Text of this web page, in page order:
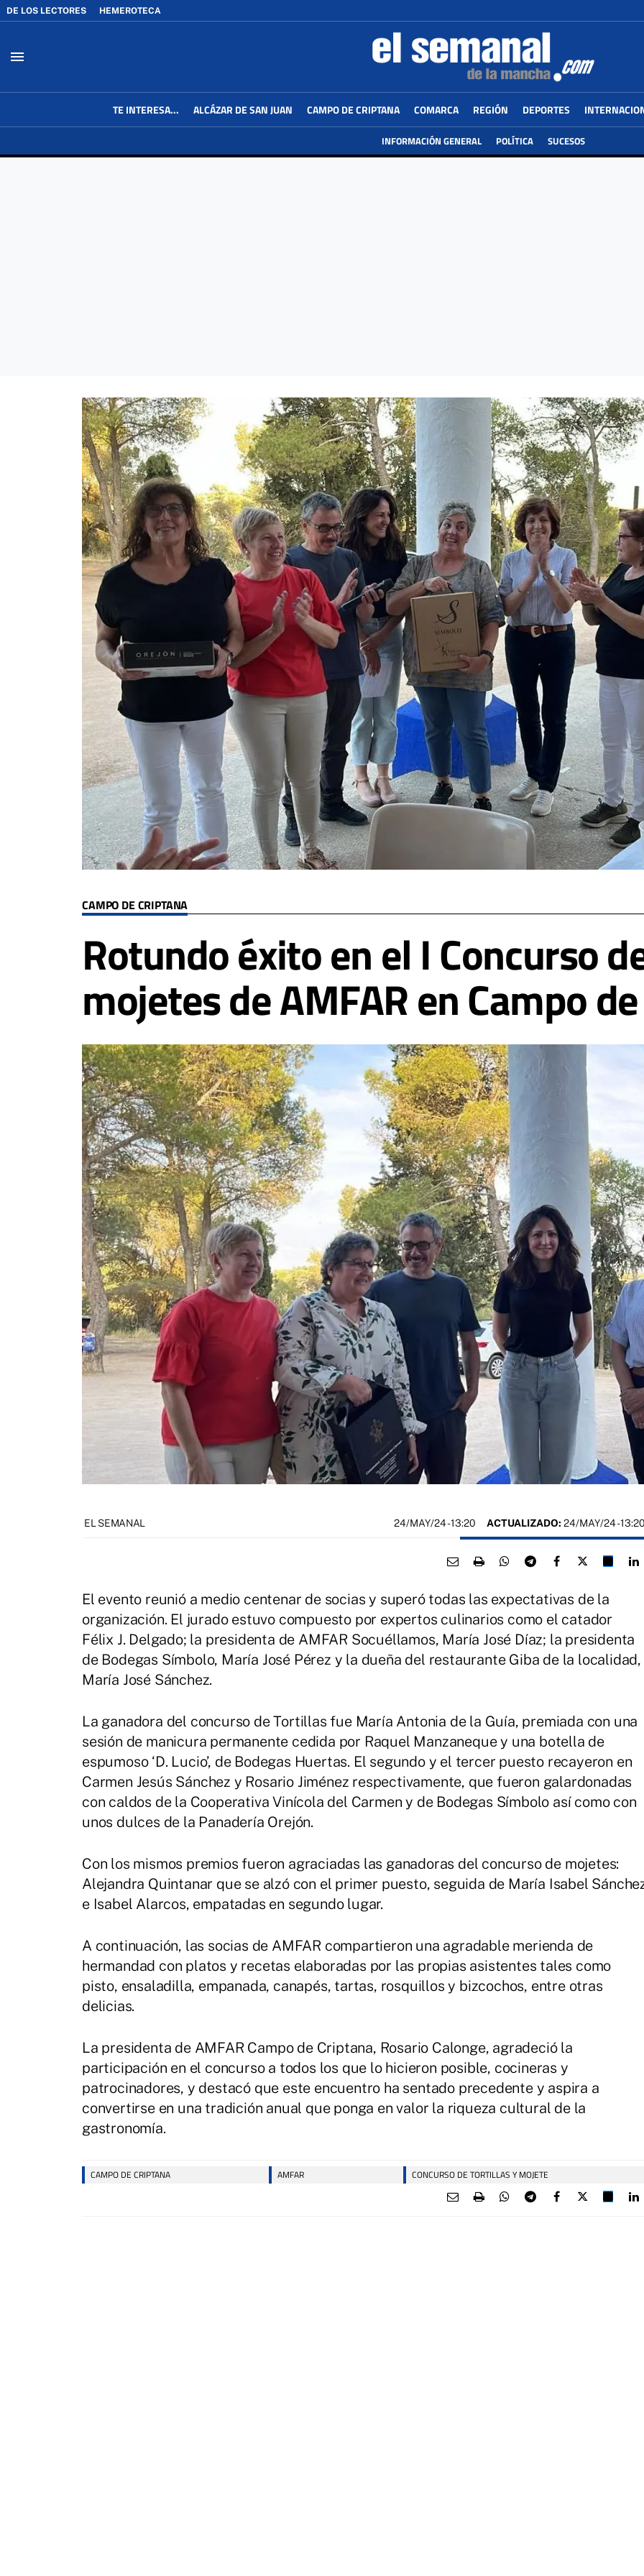
DE LOS LECTORES HEMEROTECA
menu
TE INTERESA... ALCÁZAR DE SAN JUAN CAMPO DE CRIPTANA COMARCA REGIÓN DEPORTES
INFORMACIÓN GENERAL POLÍTICA SUCESOS
CAMPO DE CRIPTANA
Rotundo éxito en el I Concurso
mojetes de AMFAR en Campo
EL SEMANAL 24/MAY/24- 13:20 ACTUALIZADO: 24/MAY/24 - 13:20
El evento reunió a medio centenar de socias y superó todas las expectativas de la
organización. El jurado estuvo compuesto por expertos culinarios como el catador
Félix J. Delgado; la presidenta de AMFAR Socuéllamos, María José Díaz; la presidenta
de Bodegas Símbolo, María José Pérez y la dueña del restaurante Giba de la localidad,
María José Sánchez.
La ganadora del concurso de Tortillas fue María Antonia de la Guía, premiada con una
sesión de manicura permanente cedida por Raquel Manzaneque y una botella de
espumoso ‘D. Lucio’, de Bodegas Huertas. El segundo y el tercer puesto recayeron en
Carmen Jesús Sánchez y Rosario Jiménez respectivamente, que fueron galardonadas
con caldos de la Cooperativa Vinícola del Carmen y de Bodegas Símbolo así como con
unos dulces de la Panadería Orejón.
Con los mismos premios fueron agraciadas las ganadoras del concurso de mojetes:
Alejandra Quintanar que se alzó con el primer puesto, seguida de María Isabel
e Isabel Alarcos, empatadas en segundo lugar.
A continuación, las socias de AMFAR compartieron una agradable merienda de
hermandad con platos y recetas elaboradas por las propias asistentes tales como
pisto, ensaladilla, empanada, canapés, tartas, rosquillos y bizcochos, entre otras
delicias.
La presidenta de AMFAR Campo de Criptana, Rosario Calonge, agradeció la
participación en el concurso a todos los que lo hicieron posible, cocineras y
patrocinadores, y destacó que este encuentro ha sentado precedente y aspira a
convertirse en una tradición anual que ponga en valor la riqueza cultural de la
gastronomía.
CAMPO DE CRIPTANA AMFAR CONCURSO DE TORTILLAS Y MOJETE